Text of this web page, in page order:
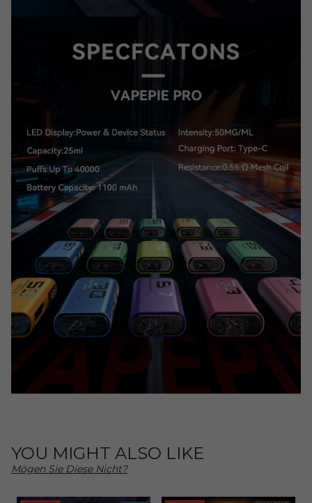
YOU MIGHT ALSO LIKE
Mögen Sie Diese Nicht?